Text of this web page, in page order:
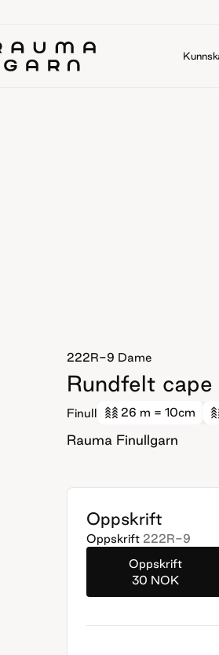
222R-9 Dame
Rundfelt cape
Finull 26 m = 10cm
Rauma Finullgarn
Oppskrift
Oppskrift 222R-9
Oppskrift
30 NOK